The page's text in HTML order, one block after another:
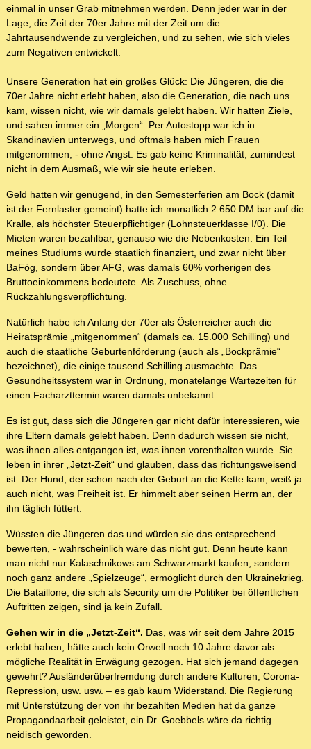
einmal in unser Grab mitnehmen werden. Denn jeder war in der
Lage, die Zeit der 70er Jahre mit der Zeit um die
Jahrtausendwende zu vergleichen, und zu sehen, wie sich vieles
zum Negativen entwickelt.
Unsere Generation hat ein großes Glück: Die Jüngeren, die die
70er Jahre nicht erlebt haben, also die Generation, die nach uns
kam, wissen nicht, wie wir damals gelebt haben. Wir hatten Ziele,
und sahen immer ein „Morgen“. Per Autostopp war ich in
Skandinavien unterwegs, und oftmals haben mich Frauen
mitgenommen, - ohne Angst. Es gab keine Kriminalität, zumindest
nicht in dem Ausmaß, wie wir sie heute erleben.
Geld hatten wir genügend, in den Semesterferien am Bock (damit
ist der Fernlaster gemeint) hatte ich monatlich 2.650 DM bar auf die
Kralle, als höchster Steuerpflichtiger (Lohnsteuerklasse I/0). Die
Mieten waren bezahlbar, genauso wie die Nebenkosten. Ein Teil
meines Studiums wurde staatlich finanziert, und zwar nicht über
BaFög, sondern über AFG, was damals 60% vorherigen des
Bruttoeinkommens bedeutete. Als Zuschuss, ohne
Rückzahlungsverpflichtung.
Natürlich habe ich Anfang der 70er als Österreicher auch die
Heiratsprämie „mitgenommen“ (damals ca. 15.000 Schilling) und
auch die staatliche Geburtenförderung (auch als „Bockprämie“
bezeichnet), die einige tausend Schilling ausmachte. Das
Gesundheitssystem war in Ordnung, monatelange Wartezeiten für
einen Facharzttermin waren damals unbekannt.
Es ist gut, dass sich die Jüngeren gar nicht dafür interessieren, wie
ihre Eltern damals gelebt haben. Denn dadurch wissen sie nicht,
was ihnen alles entgangen ist, was ihnen vorenthalten wurde. Sie
leben in ihrer „Jetzt-Zeit“ und glauben, dass das richtungsweisend
ist. Der Hund, der schon nach der Geburt an die Kette kam, weiß ja
auch nicht, was Freiheit ist. Er himmelt aber seinen Herrn an, der
ihn täglich füttert.
Wüssten die Jüngeren das und würden sie das entsprechend
bewerten, - wahrscheinlich wäre das nicht gut. Denn heute kann
man nicht nur Kalaschnikows am Schwarzmarkt kaufen, sondern
noch ganz andere „Spielzeuge“, ermöglicht durch den Ukrainekrieg.
Die Bataillone, die sich als Security um die Politiker bei öffentlichen
Auftritten zeigen, sind ja kein Zufall.
Gehen wir in die „Jetzt-Zeit“. Das, was wir seit dem Jahre 2015
erlebt haben, hätte auch kein Orwell noch 10 Jahre davor als
mögliche Realität in Erwägung gezogen. Hat sich jemand dagegen
gewehrt? Ausländerüberfremdung durch andere Kulturen, Corona-
Repression, usw. usw. – es gab kaum Widerstand. Die Regierung
mit Unterstützung der von ihr bezahlten Medien hat da ganze
Propagandaarbeit geleistet, ein Dr. Goebbels wäre da richtig
neidisch geworden.